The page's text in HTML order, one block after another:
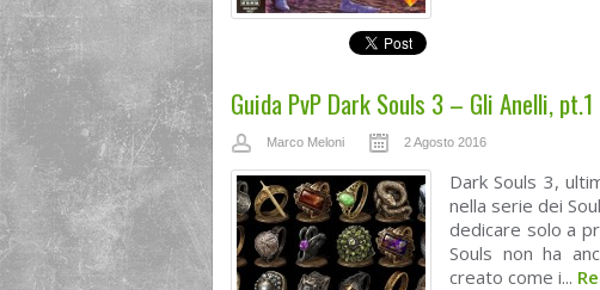
Guida PvP Dark Souls 3 – Gli Anelli, pt.1
Marco Meloni 2 Agosto 2016
Dark Souls 3,
nella serie dei
dedicare solo a
Souls non ha
creato come i...